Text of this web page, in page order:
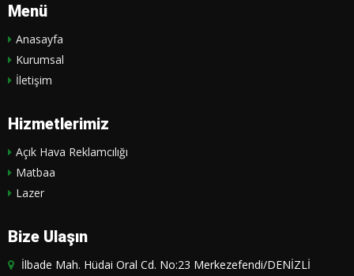
Menü
Anasayfa
Kurumsal
İletişim
Hizmetlerimiz
Açık Hava Reklamcılığı
Matbaa
Lazer
Bize Ulaşın
İlbade Mah. Hüdai Oral Cd. No:23 Merkezefendi/DENİZLİ